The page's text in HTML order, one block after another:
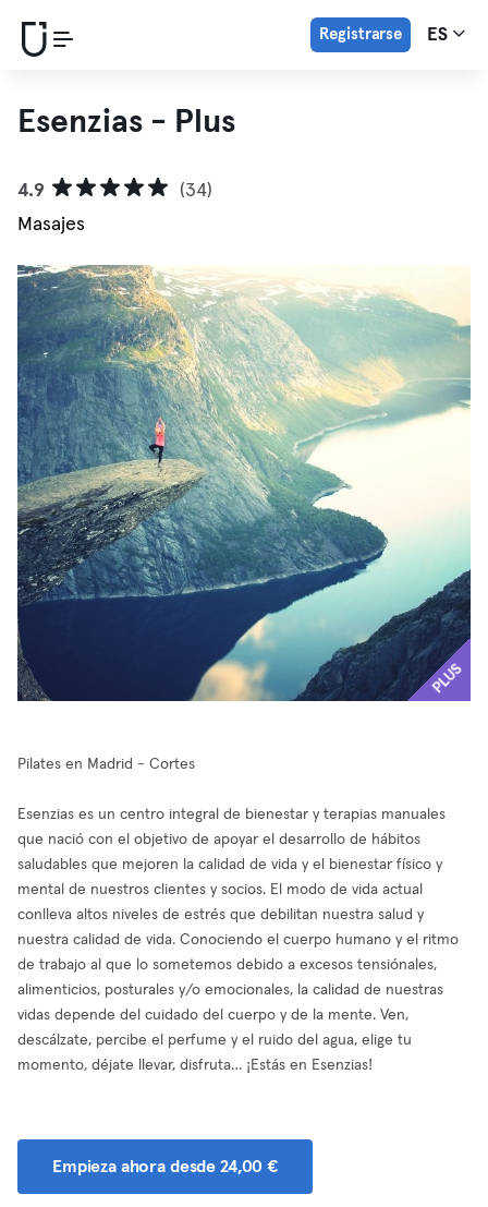
Registrarse ES
Esenzias - Plus
4.9
(34)
Masajes
PLUS
Pilates en Madrid - Cortes
Esenzias es un centro integral de bienestar y terapias manuales
que nació con el objetivo de apoyar el desarrollo de hábitos
saludables que mejoren la calidad de vida y el bienestar físico y
mental de nuestros clientes y socios. El modo de vida actual
conlleva altos niveles de estrés que debilitan nuestra salud y
nuestra calidad de vida. Conociendo el cuerpo humano y el ritmo
de trabajo al que lo sometemos debido a excesos tensiónales,
alimenticios, posturales y/o emocionales, la calidad de nuestras
vidas depende del cuidado del cuerpo y de la mente. Ven,
descálzate, percibe el perfume y el ruido del agua, elige tu
momento, déjate llevar, disfruta… ¡Estás en Esenzias!
Empieza ahora desde 24,00 €